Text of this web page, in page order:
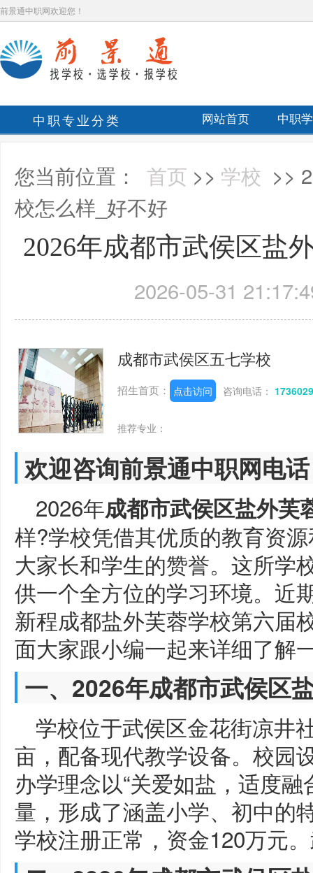
前景通中职网欢迎您！
中职专业分类 网站首页 中职
您当前位置： 首页 >> 学校 >>
校怎么样_好不好
2026年成都市武侯区盐
2026-05-31
成都市武侯区五七学校
招生首页： 点击访问 咨询电话：
推荐专业：
欢迎咨询前景通中职网电
2026年成都市武侯区盐外芙
样?学校凭借其优质的教育资
大家长和学生的赞誉。这所学
供一个全方位的学习环境。近
新程成都盐外芙蓉学校第六届
面大家跟小编一起来详细了解
一、2026年成都市武侯区
学校位于武侯区金花街凉井
亩，配备现代教学设备。校园
办学理念以“关爱如盐，适度
量，形成了涵盖小学、初中的
学校注册正常，资金120万元